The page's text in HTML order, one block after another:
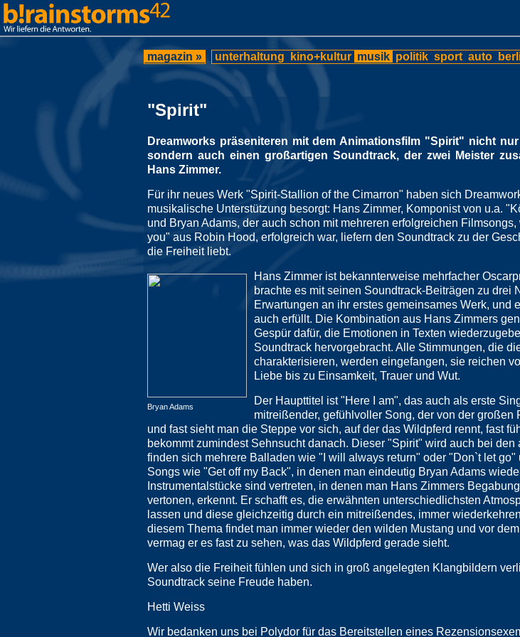
magazin » unterhaltung kino+kultur musik politik sport auto
"Spirit"
Dreamworks präseniteren mit dem Animationsfilm "Spirit" nicht
sondern auch einen großartigen Soundtrack, der zwei Meister
Hans Zimmer.
Für ihr neues Werk "Spirit-Stallion of the Cimarron" haben sich
musikalische Unterstützung besorgt: Hans Zimmer, Komponist von u.a.
und Bryan Adams, der auch schon mit mehreren erfolgreichen
you" aus Robin Hood, erfolgreich war, liefern den Soundtrack zu der
die Freiheit liebt.
Bryan Adams
Hans Zimmer ist bekannterweise mehrfacher
brachte es mit seinen Soundtrack-Beiträgen zu drei
Erwartungen an ihr erstes gemeinsames Werk, und
auch erfüllt. Die Kombination aus Hans Zimmers
Gespür dafür, die Emotionen in Texten
Soundtrack hervorgebracht. Alle Stimmungen, die
charakterisieren, werden eingefangen, sie reichen
Liebe bis zu Einsamkeit, Trauer und Wut.
Der Haupttitel ist "Here I am", das auch als erste
mitreißender, gefühlvoller Song, der von der großen
und fast sieht man die Steppe vor sich, auf der das Wildpferd rennt, fast
bekommt zumindest Sehnsucht danach. Dieser "Spirit" wird auch bei
finden sich mehrere Balladen wie "I will always return" oder "Don`t let
Songs wie "Get off my Back", in denen man eindeutig Bryan Adams
Instrumentalstücke sind vertreten, in denen man Hans Zimmers
vertonen, erkennt. Er schafft es, die erwähnten unterschiedlichsten
lassen und diese gleichzeitig durch ein mitreißendes, immer
diesem Thema findet man immer wieder den wilden Mustang und vor
vermag er es fast zu sehen, was das Wildpferd gerade sieht.
Wer also die Freiheit fühlen und sich in groß angelegten Klangbildern
Soundtrack seine Freude haben.
Hetti Weiss
Wir bedanken uns bei Polydor für das Bereitstellen eines